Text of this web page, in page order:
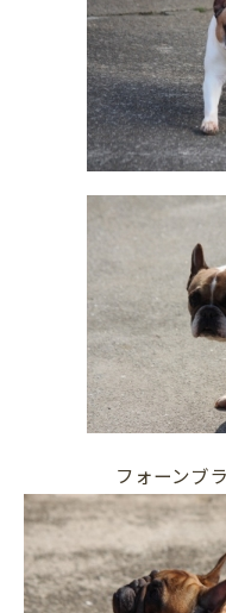
フォーン